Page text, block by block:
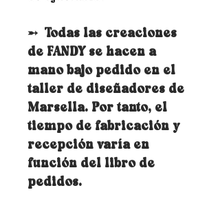
➵ Todas las creaciones
de FANDY se hacen a
mano bajo pedido en el
taller de diseñadores de
Marsella. Por tanto, el
tiempo de fabricación y
recepción varía en
función del libro de
pedidos.